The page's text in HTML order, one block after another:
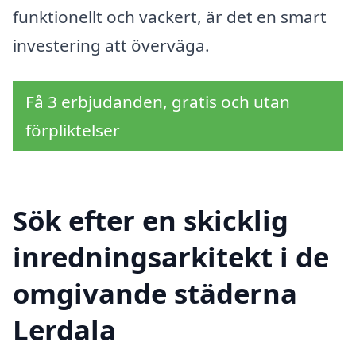
funktionellt och vackert, är det en smart
investering att överväga.
Få 3 erbjudanden, gratis och utan
förpliktelser
Sök efter en skicklig
inredningsarkitekt i de
omgivande städerna
Lerdala